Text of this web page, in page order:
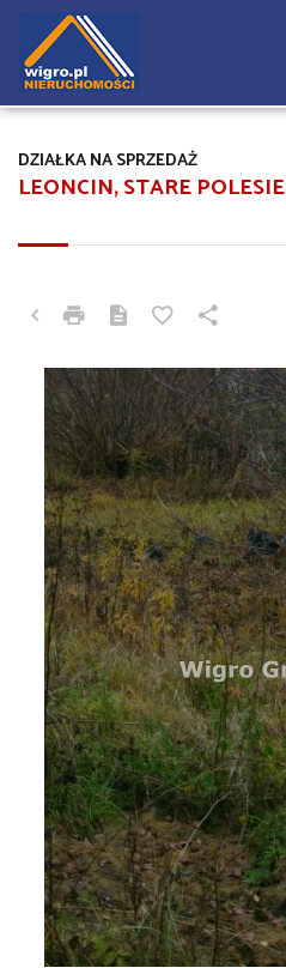
LEONCIN, STARE POLESIE
DZIAŁKA NA SPRZEDAŻ